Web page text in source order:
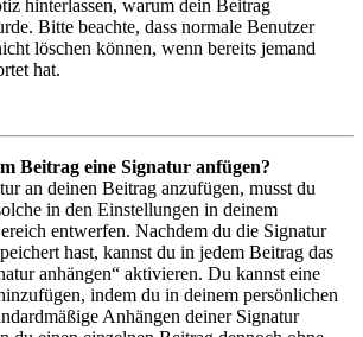
hinterlassen, warum dein Beitrag
Bitte beachte, dass normale Benutzer
löschen können, wenn bereits jemand
hat.
Beitrag eine Signatur anfügen?
an deinen Beitrag anzufügen, musst du
in den Einstellungen in deinem
entwerfen. Nachdem du die Signatur
hast, kannst du in jedem Beitrag das
anhängen“ aktivieren. Du kannst eine
indem du in deinem persönlichen
Anhängen deiner Signatur